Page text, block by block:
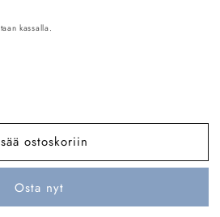
kassalla.
ostoskoriin
Osta nyt